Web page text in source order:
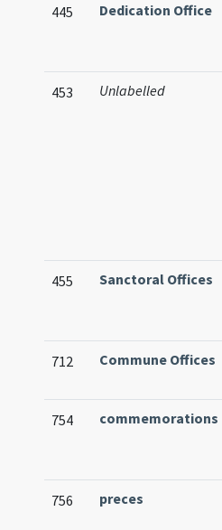
445 Dedication Office
453 Unlabelled
455 Sanctoral Offices
712 Commune Offices
754 commemorations
756 preces